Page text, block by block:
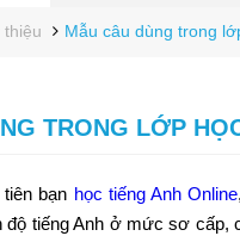
thiệu Mẫu câu dùng trong
TRONG LỚP
bạn học tiếng Anh Online
độ tiếng Anh ở mức sơ cấp,